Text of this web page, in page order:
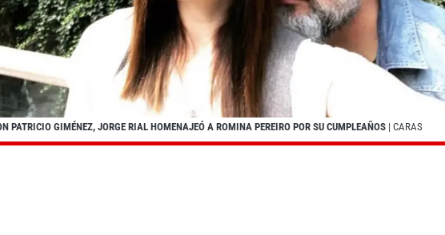
PATRICIO GIMÉNEZ, JORGE RIAL HOMENAJEÓ A ROMINA PEREIRO POR SU CUMPLEAÑOS | CARAS